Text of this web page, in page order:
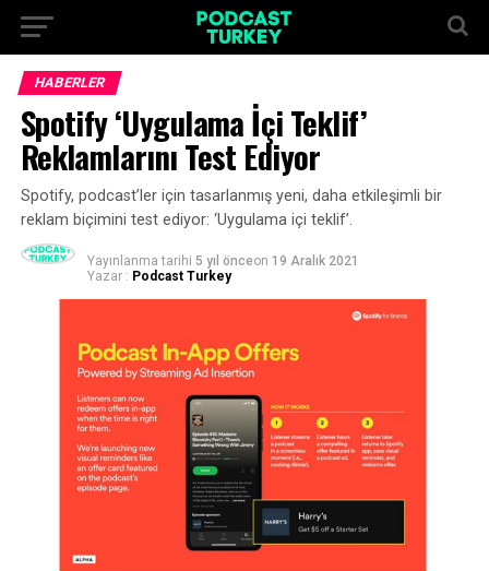
HABERLER
Spotify ‘Uygulama İçi Teklif’
Reklamlarını Test Ediyor
Spotify, podcast’ler için tasarlanmış yeni, daha etkileşimli bir
reklam biçimini test ediyor: ‘Uygulama içi teklif’.
Yayınlanma tarihi 5 yıl önceon 19 Aralık 2021
Yazar : Podcast Turkey